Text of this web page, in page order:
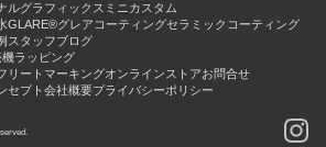
ルグラフィックス ミニカスタム
GLARE®グレアコーティングセラミックコーティング
スタッフブログ
ラッピング
リートマーキングオンラインストアお問合せ
セプト 会社概要プライバシーポリシー